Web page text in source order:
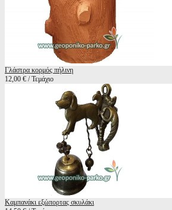
Γλάστρα κορμός πήλινη
12,00 € / Τεμάχιο
Καμπανάκι εξώπορτας σκυλάκι